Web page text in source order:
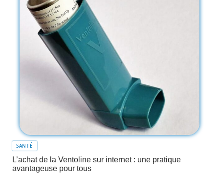
SANTÉ
L’achat de la Ventoline sur internet : une pratique
avantageuse pour tous